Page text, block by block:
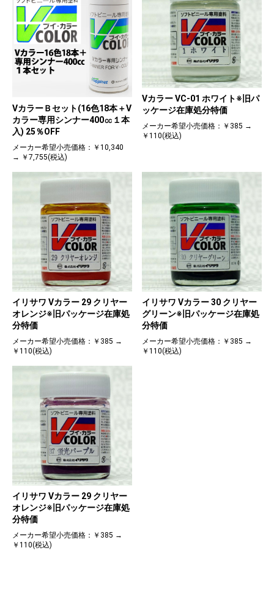
VカラーＢセット(16色18本＋V
カラー専用シンナー400㏄１本
入) 25％OFF
メーカー希望小売価格：￥10,340
→ ￥7,755(税込)
Vカラー VC-01 ホワイト※旧パ
ッケージ在庫処分特価
メーカー希望小売価格：￥385 →
￥110(税込)
イリサワ Vカラー 29 クリヤー
オレンジ※旧パッケージ在庫処
分特価
メーカー希望小売価格：￥385 →
￥110(税込)
イリサワ Vカラー 30 クリヤー
グリーン※旧パッケージ在庫処
分特価
メーカー希望小売価格：￥385 →
￥110(税込)
イリサワ Vカラー 29 クリヤー
オレンジ※旧パッケージ在庫処
分特価
メーカー希望小売価格：￥385 →
￥110(税込)